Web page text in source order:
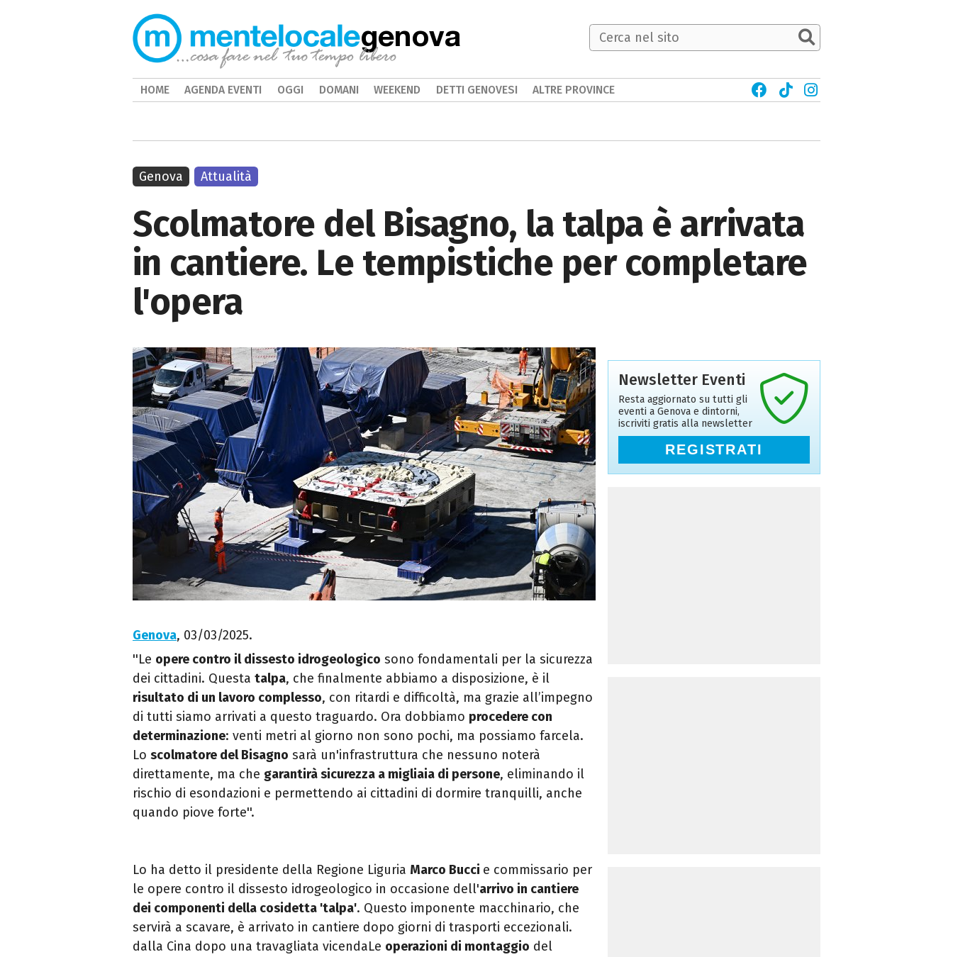
Scolmatore del Bisagno, la talpa è arrivata
in cantiere. Le tempistiche per completare
l'opera
Genova, 03/03/2025.
''Le opere contro il dissesto idrogeologico sono fondamentali per la sicurezza
dei cittadini. Questa talpa, che finalmente abbiamo a disposizione, è il
risultato di un lavoro complesso, con ritardi e difficoltà, ma grazie all’impegno
di tutti siamo arrivati a questo traguardo. Ora dobbiamo procedere con
determinazione: venti metri al giorno non sono pochi, ma possiamo farcela.
Lo scolmatore del Bisagno sarà un'infrastruttura che nessuno noterà
direttamente, ma che garantirà sicurezza a migliaia di persone, eliminando il
rischio di esondazioni e permettendo ai cittadini di dormire tranquilli, anche
quando piove forte''.
Lo ha detto il presidente della Regione Liguria Marco Bucci e commissario per
le opere contro il dissesto idrogeologico in occasione dell'arrivo in cantiere
dei componenti della cosidetta 'talpa'. Questo imponente macchinario, che
servirà a scavare, è arrivato in cantiere dopo giorni di trasporti eccezionali.
dalla Cina dopo una travagliata vicendaLe operazioni di montaggio del
Genova Attualità
Newsletter Eventi
Resta aggiornato su tutti gli
eventi a Genova e dintorni,
iscriviti gratis alla newsletter
REGISTRATI
genova
HOME AGENDA EVENTI OGGI DOMANI WEEKEND DETTI GENOVESI ALTRE PROVINCE